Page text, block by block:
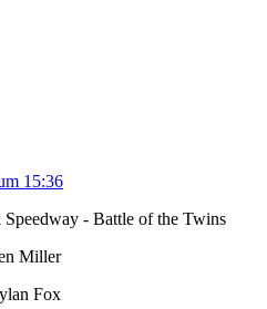
15:36
- Battle of the Twins
Miller
Fox